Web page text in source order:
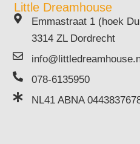
Little Dreamhouse
Emmastraat 1 (hoek
3314 ZL Dordrecht
078-6135950
NL41 ABNA